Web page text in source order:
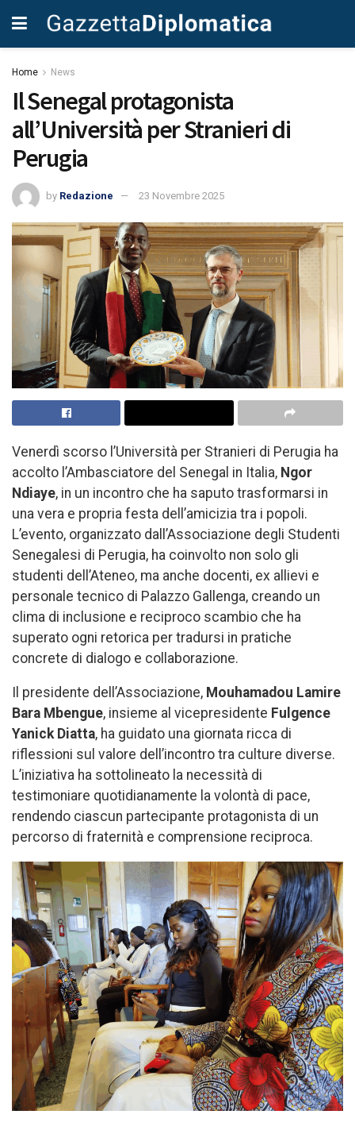
Home News
Il Senegal protagonista
all’Università per Stranieri di
Perugia
by Redazione 23 Novembre 2025
Venerdì scorso l’Università per Stranieri di Perugia ha
accolto l’Ambasciatore del Senegal in Italia, Ngor
Ndiaye, in un incontro che ha saputo trasformarsi in
una vera e propria festa dell’amicizia tra i popoli.
L’evento, organizzato dall’Associazione degli Studenti
Senegalesi di Perugia, ha coinvolto non solo gli
studenti dell’Ateneo, ma anche docenti, ex allievi e
personale tecnico di Palazzo Gallenga, creando un
clima di inclusione e reciproco scambio che ha
superato ogni retorica per tradursi in pratiche
concrete di dialogo e collaborazione.
Il presidente dell’Associazione, Mouhamadou Lamire
Bara Mbengue, insieme al vicepresidente Fulgence
Yanick Diatta, ha guidato una giornata ricca di
riflessioni sul valore dell’incontro tra culture diverse.
L’iniziativa ha sottolineato la necessità di
testimoniare quotidianamente la volontà di pace,
rendendo ciascun partecipante protagonista di un
percorso di fraternità e comprensione reciproca.